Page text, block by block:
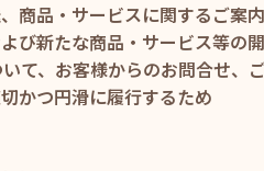
商品・サービスに関するご案
び新たな商品・サービス等の
て、お客様からのお問合せ
かつ円滑に履行するため